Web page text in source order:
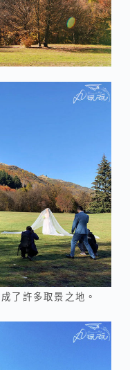
了許多取景之地。